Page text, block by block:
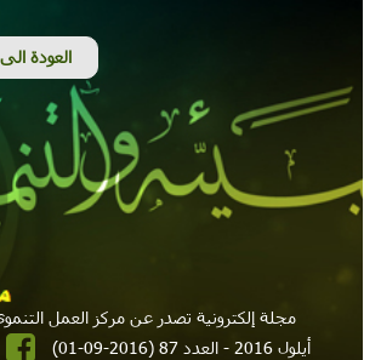
مجلة إلكترونية تصدر عن مركز العمل
أيلول 2016 - العدد 87 (2016-09-01)